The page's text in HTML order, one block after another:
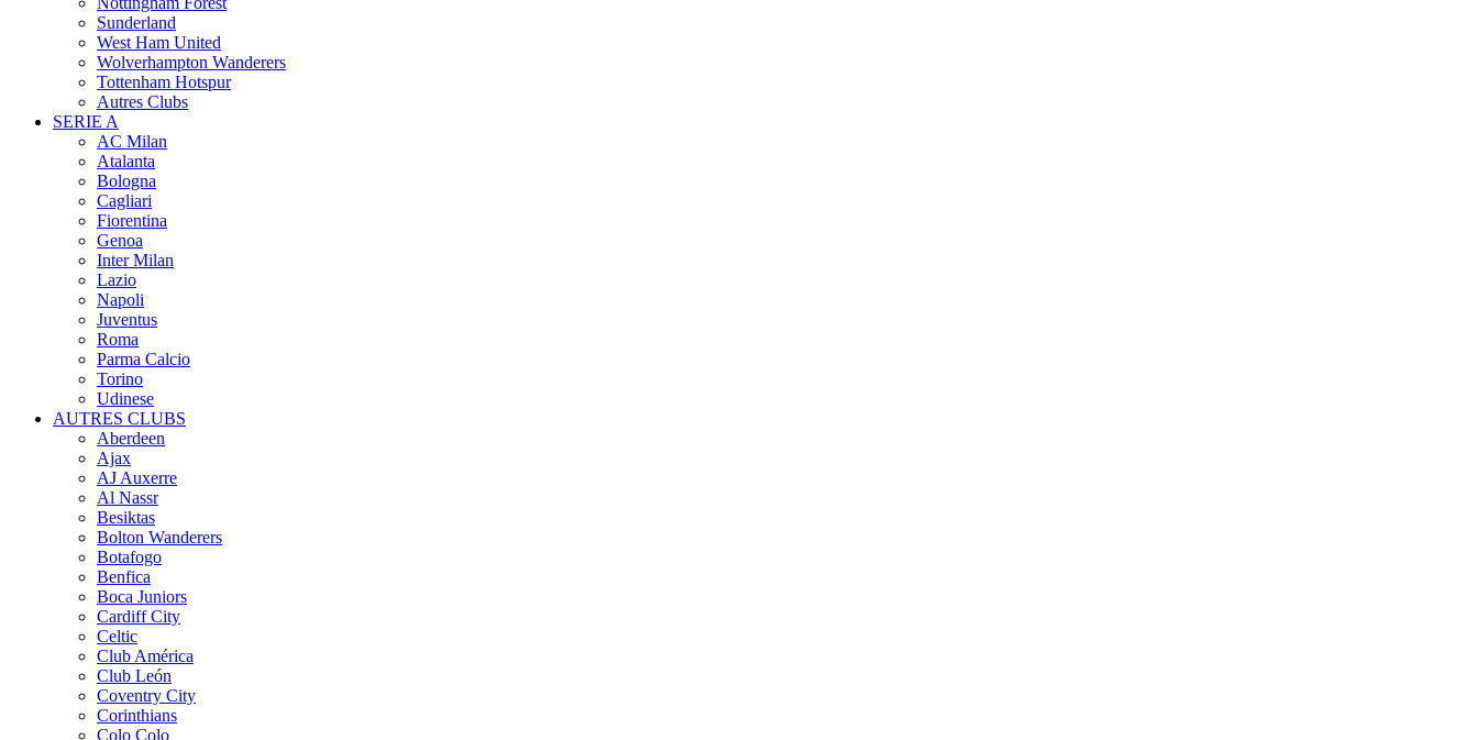
Sunderland
West Ham United
Wolverhampton Wanderers
Tottenham Hotspur
Autres Clubs
SERIE A
AC Milan
Atalanta
Bologna
Cagliari
Fiorentina
Genoa
Inter Milan
Lazio
Napoli
Juventus
Roma
Parma Calcio
Torino
Udinese
AUTRES CLUBS
Aberdeen
Ajax
AJ Auxerre
Al Nassr
Besiktas
Bolton Wanderers
Botafogo
Benfica
Boca Juniors
Cardiff City
Celtic
Club América
Club León
Coventry City
Corinthians
Colo Colo